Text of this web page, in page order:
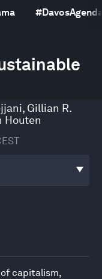
#
, Gillian R.
Houten
capitalism,